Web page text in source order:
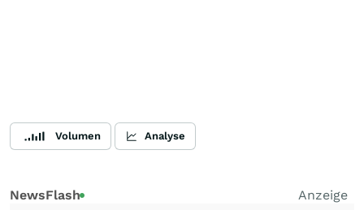
Volumen Analyse
NewsFlash
Anzeige